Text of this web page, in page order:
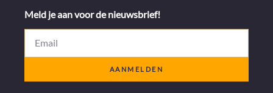
Meld je aan voor de nieuwsbrief!
AANMELDEN